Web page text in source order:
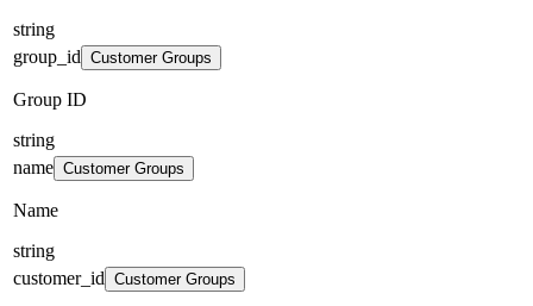
string
group_id Customer Groups
Group ID
string
name Customer Groups
Name
string
customer_id Customer Groups